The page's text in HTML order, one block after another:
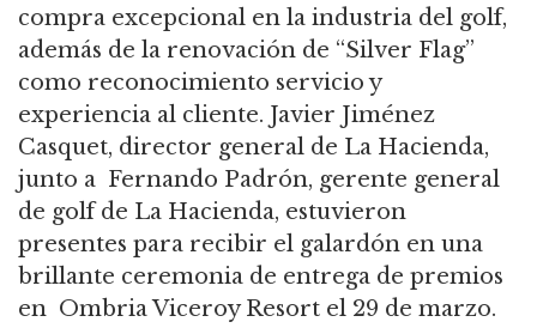
compra excepcional en la industria del golf,
además de la renovación de “Silver Flag”
como reconocimiento servicio y
experiencia al cliente. Javier Jiménez
Casquet, director general de La Hacienda,
junto a Fernando Padrón, gerente general
de golf de La Hacienda, estuvieron
presentes para recibir el galardón en una
brillante ceremonia de entrega de premios
en Ombria Viceroy Resort el 29 de marzo.